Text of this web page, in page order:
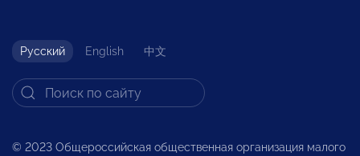
Русский English 中文
© 2023 Общероссийская общественная организация малого